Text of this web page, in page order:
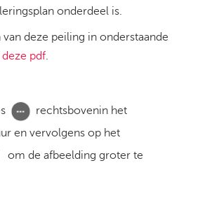
onderdeel is.
deze peiling in onderstaande
deze pdf.
rechtsbovenin het
en vervolgens op het
om de afbeelding groter te